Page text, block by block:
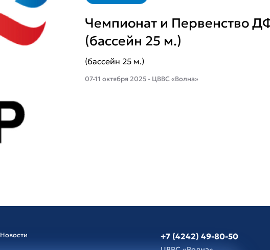
Чемпионат и Первенство
(бассейн 25 м.)
(бассейн 25 м.)
07-11 октября 2025 - ЦВВС «Волна»
Новости +7 (4242) 49-80-50